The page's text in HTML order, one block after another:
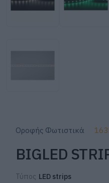
Οροφής Φωτιστικά
BIGLED
Τύπος LED strips